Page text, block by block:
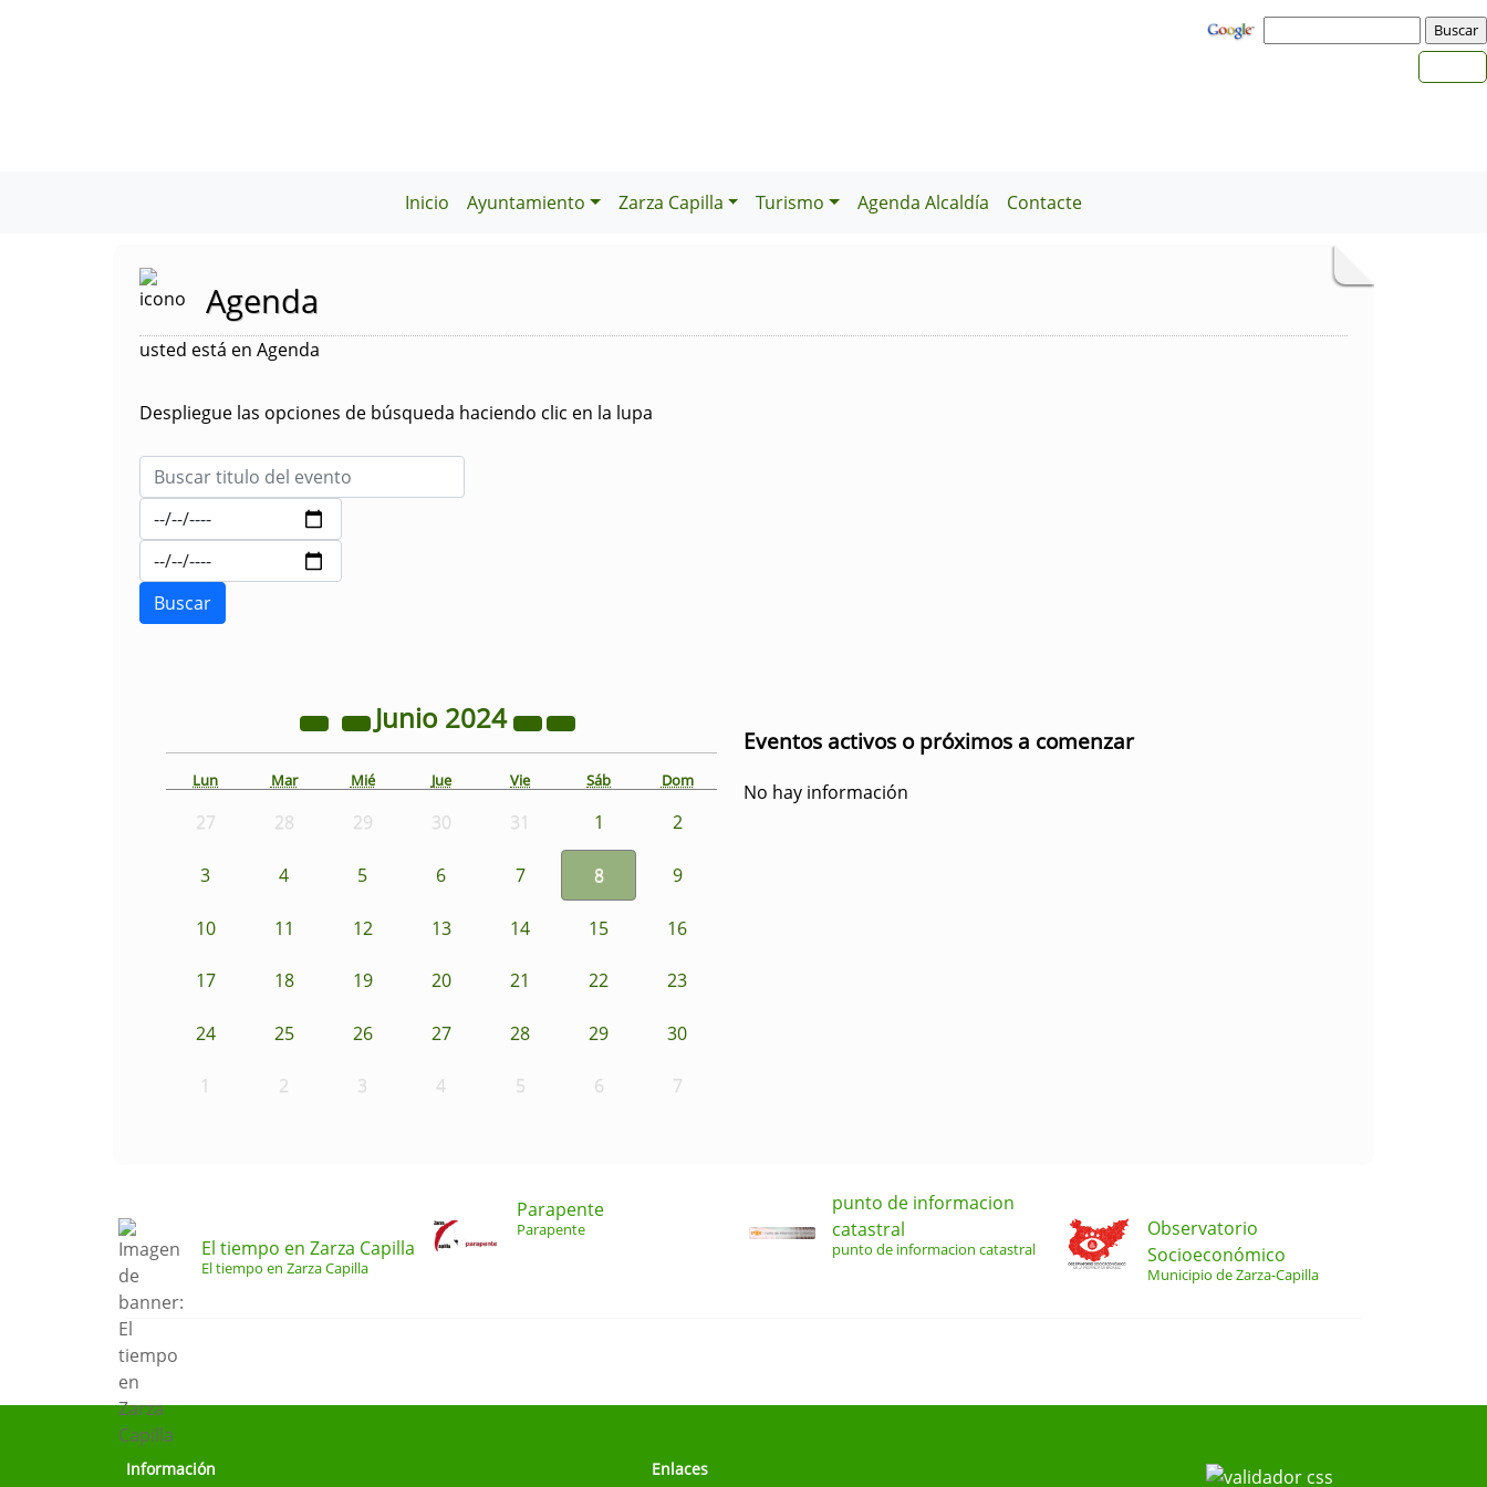
Inicio Ayuntamiento Zarza Capilla Turismo Agenda Alcaldía Contacte
Agenda
usted está en Agenda
Despliegue las opciones de búsqueda haciendo clic en la lupa
Junio 2024
Lun Mar Mié Jue Vie Sáb Dom
27 28 29 30 31 1 2
3 4 5 6 7 8 9
10 11 12 13 14 15 16
17 18 19 20 21 22 23
24 25 26 27 28 29 30
1 2 3 4 5 6 7
Eventos activos o próximos a comenzar
No hay información
El tiempo en Zarza Capilla
El tiempo en Zarza Capilla
Parapente
Parapente
punto de informacion
catastral
punto de informacion catastral
Observatorio
Socioeconómico
Municipio de Zarza-Capilla
Información Enlaces